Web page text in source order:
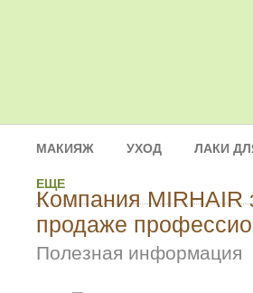
МАКИЯЖ УХОД ЛАКИ
ЕЩЕ
Компания MIRHAIR
продаже
Полезная информация